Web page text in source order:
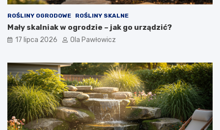
ROŚLINY OGRODOWE ROŚLINY SKALNE
Mały skalniak w ogrodzie – jak go urządzić?
17 lipca 2026 Ola Pawłowicz